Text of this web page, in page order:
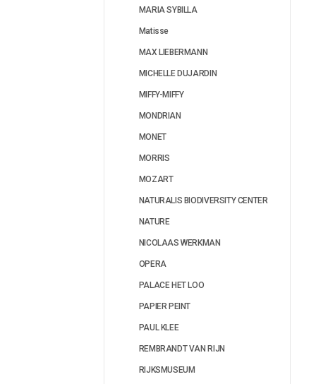
MARIA SYBILLA
Matisse
MAX LIEBERMANN
MICHELLE DUJARDIN
MIFFY-MIFFY
MONDRIAN
MONET
MORRIS
MOZART
NATURALIS BIODIVERSITY CENTER
NATURE
NICOLAAS WERKMAN
OPERA
PALACE HET LOO
PAPIER PEINT
PAUL KLEE
REMBRANDT VAN RIJN
RIJKSMUSEUM